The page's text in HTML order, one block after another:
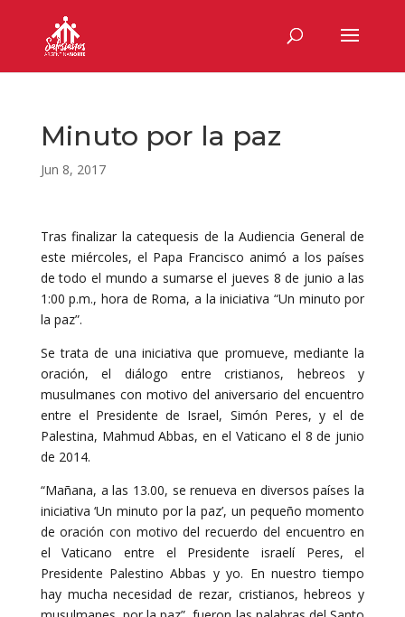
Minuto por la paz
Jun 8, 2017
Tras finalizar la catequesis de la Audiencia General de
este miércoles, el Papa Francisco animó a los países
de todo el mundo a sumarse el jueves 8 de junio a las
1:00 p.m., hora de Roma, a la iniciativa “Un minuto por
la paz”.
Se trata de una iniciativa que promueve, mediante la
oración, el diálogo entre cristianos, hebreos y
musulmanes con motivo del aniversario del encuentro
entre el Presidente de Israel, Simón Peres, y el de
Palestina, Mahmud Abbas, en el Vaticano el 8 de junio
de 2014.
“Mañana, a las 13.00, se renueva en diversos países la
iniciativa ‘Un minuto por la paz’, un pequeño momento
de oración con motivo del recuerdo del encuentro en
el Vaticano entre el Presidente israelí Peres, el
Presidente Palestino Abbas y yo. En nuestro tiempo
hay mucha necesidad de rezar, cristianos, hebreos y